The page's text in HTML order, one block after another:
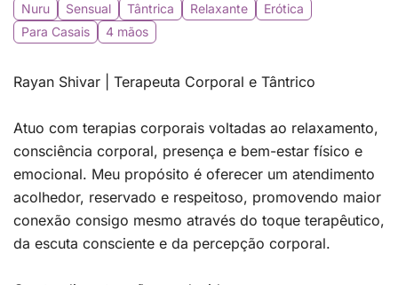
Nuru Sensual Tântrica Relaxante
Erótica
Para Casais
4 mãos
Rayan Shivar | Terapeuta Corporal e Tântrico
Atuo com terapias corporais voltadas ao relaxamento,
consciência corporal, presença e bem-estar físico e
emocional. Meu propósito é oferecer um atendimento
acolhedor, reservado e respeitoso, promovendo maior
conexão consigo mesmo através do toque terapêutico,
da escuta consciente e da percepção corporal.